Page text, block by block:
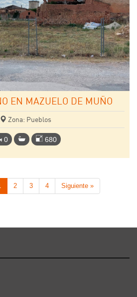
EN MAZUELO DE MUÑO
Zona: Pueblos
0 680
2 3 4 Siguiente »